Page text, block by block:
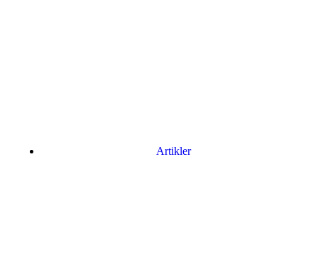
Artikler